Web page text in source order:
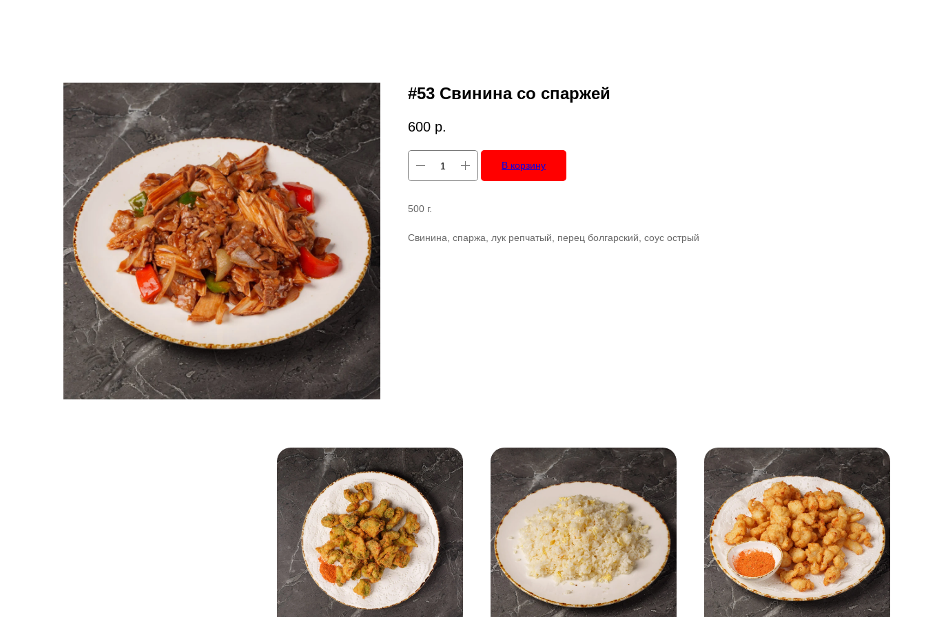
#53 Свинина со спаржей
600 р.
В корзину
500 г.
Свинина, спаржа, лук репчатый, перец болгарский, соус острый